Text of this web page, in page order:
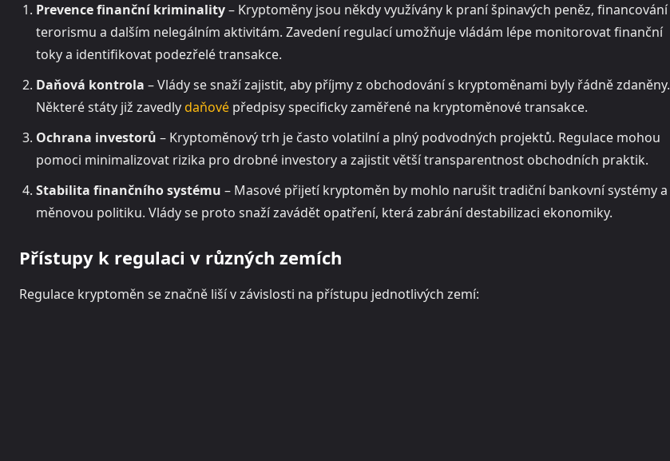
Prevence finanční kriminality– Kryptoměny jsou někdy využívány k praní špinavých peněz, financování
terorismu a dalším nelegálním aktivitám. Zavedení regulací umožňuje vládám lépe monitorovat finanční
toky a identifikovat podezřelé transakce.
Daňová kontrola – Vlády se snaží zajistit, aby příjmy z obchodování s kryptoměnami byly řádně zdaněny.
Některé státy již zavedlydaňové předpisy specificky zaměřené na kryptoměnové transakce.
Ochrana investorů – Kryptoměnový trh je často volatilní a plný podvodných projektů. Regulace mohou
pomoci minimalizovat rizika pro drobné investory a zajistit větší transparentnost obchodních praktik.
Stabilita finančního systému – Masové přijetí kryptoměn by mohlo narušit tradiční bankovní systémy a
měnovou politiku. Vlády se proto snaží zavádět opatření, která zabrání destabilizaci ekonomiky.
Přístupy k regulaci v různých zemích
Regulace kryptoměn se značně liší v závislosti na přístupu jednotlivých zemí: